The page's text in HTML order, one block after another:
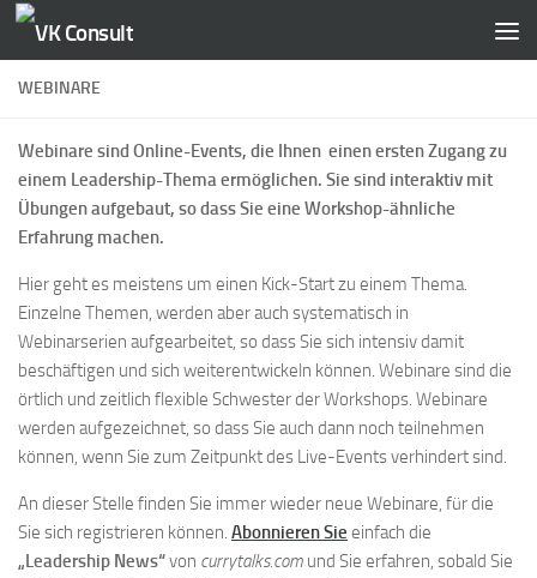
Zum Inhalt springen
WEBINARE
Webinare sind Online-Events, die Ihnen einen ersten Zugang zu
einem Leadership-Thema ermöglichen. Sie sind interaktiv mit
Übungen aufgebaut, so dass Sie eine Workshop-ähnliche
Erfahrung machen.
Hier geht es meistens um einen Kick-Start zu einem Thema.
Einzelne Themen, werden aber auch systematisch in
Webinarserien aufgearbeitet, so dass Sie sich intensiv damit
beschäftigen und sich weiterentwickeln können. Webinare sind die
örtlich und zeitlich flexible Schwester der Workshops. Webinare
werden aufgezeichnet, so dass Sie auch dann noch teilnehmen
können, wenn Sie zum Zeitpunkt des Live-Events verhindert sind.
An dieser Stelle finden Sie immer wieder neue Webinare, für die
Sie sich registrieren können. Abonnieren Sie einfach die
„Leadership News“von currytalks.com und Sie erfahren, sobald Sie